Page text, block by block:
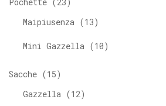
Maipiusenza
13
Mini Gazzella 10
Sacche
15
Gazzella
12